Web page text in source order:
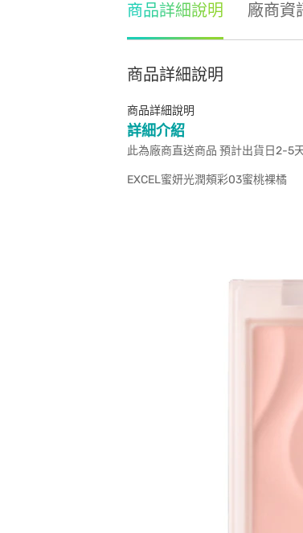
商品詳細說明 廠商資
商品詳細說明
商品詳細說明
詳細介紹
此為廠商直送商品 預計出貨日2-5
EXCEL蜜妍光潤頰彩03蜜桃裸橘